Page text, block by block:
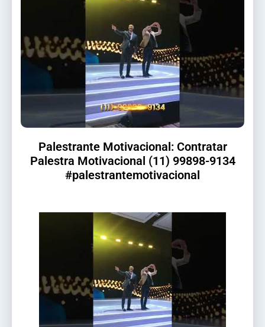
Palestrante Motivacional: Contratar
Palestra Motivacional (11) 99898-9134
#palestrantemotivacional